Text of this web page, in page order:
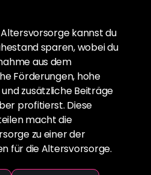
kannst du
sparen, wobei du
aus dem
Förderungen, hohe
zusätzliche Beiträge
profitierst. Diese
macht die
zu einer der
für die Altersvorsorge.